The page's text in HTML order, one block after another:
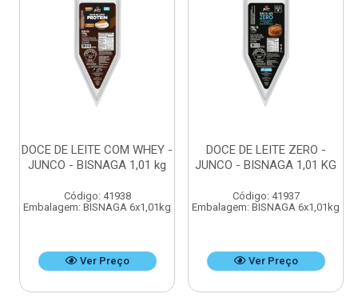
DOCE DE LEITE COM WHEY -
JUNCO - BISNAGA 1,01 kg
Código: 41938
Embalagem: BISNAGA 6x1,01kg
Ver Preço
DOCE DE LEITE ZERO -
JUNCO - BISNAGA 1,01 KG
Código: 41937
Embalagem: BISNAGA 6x1,01kg
Ver Preço